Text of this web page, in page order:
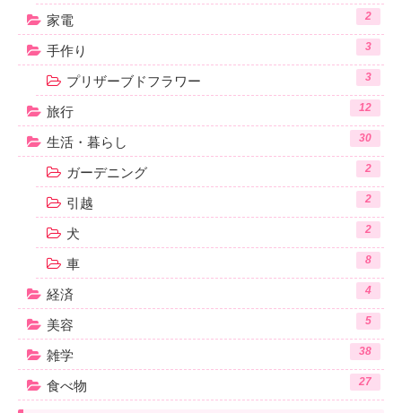
家電 2
手作り 3
プリザーブドフラワー 3
旅行 12
生活・暮らし 30
ガーデニング 2
引越 2
犬 2
車 8
経済 4
美容 5
雑学 38
食べ物 27